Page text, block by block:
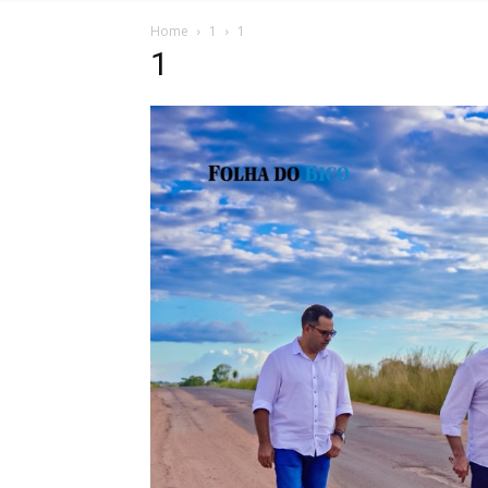
Home 1 1
1